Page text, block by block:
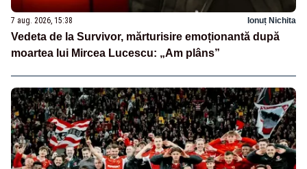
7 aug. 2026, 15:38 Ionuț Nichita
Vedeta de la Survivor, mărturisire emoționantă după
moartea lui Mircea Lucescu: „Am plâns”